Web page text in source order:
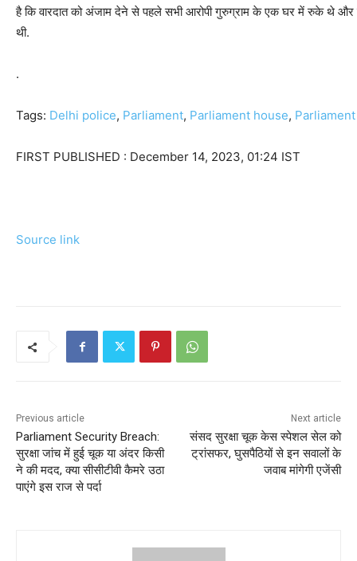
है कि वारदात को अंजाम देने से पहले सभी आरोपी गुरुग्राम के एक घर में रुके थे
थी.
.
Tags: Delhi police, Parliament, Parliament house,
FIRST PUBLISHED : December 14, 2023, 01:24 IST
Source link
Previous article
Parliament Security Breach:
सुरक्षा जांच में हुई चूक या अंदर किसी
ने की मदद, क्‍या सीसीटीवी कैमरे उठा
पाएंगे इस राज से पर्दा
Next article
संसद सुरक्षा चूक केस स्पेशल सेल को
ट्रांसफर, घुसपैठियों से इन सवालों के
जवाब मांगेगी एजेंसी